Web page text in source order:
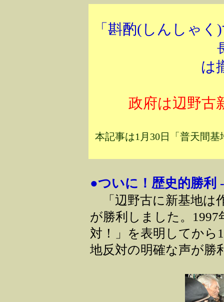
「斟酌(しんしゃ
は
政府は辺野古
本記事は1月30日「普天間
●ついに！歴史的勝利
「辺野古に新基地は
が勝利しました。1997
対！」を表明してから
地反対の明確な声が勝